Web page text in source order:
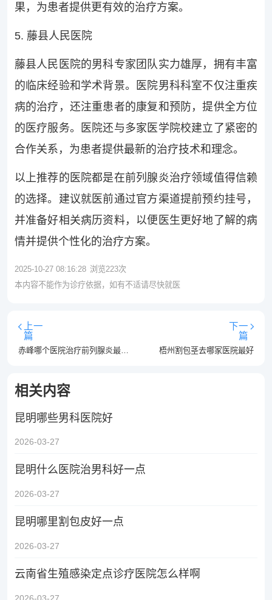
果，为患者提供更有效的治疗方案。
5. 藤县人民医院
藤县人民医院的男科专家团队实力雄厚，拥有丰富
的临床经验和学术背景。医院男科科室不仅注重疾
病的治疗，还注重患者的康复和预防，提供全方位
的医疗服务。医院还与多家医学院校建立了紧密的
合作关系，为患者提供最新的治疗技术和理念。
以上推荐的医院都是在前列腺炎治疗领域值得信赖
的选择。建议就医前通过官方渠道提前预约挂号，
并准备好相关病历资料，以便医生更好地了解的病
情并提供个性化的治疗方案。
2025-10-27 08:16:28 浏览223次
本内容不能作为诊疗依据，如有不适请尽快就医
上一
篇
赤峰哪个医院治疗前列腺炎最正规
下一
篇
梧州割包茎去哪家医院最好
相关内容
昆明哪些男科医院好
2026-03-27
昆明什么医院治男科好一点
2026-03-27
昆明哪里割包皮好一点
2026-03-27
云南省生殖感染定点诊疗医院怎么样啊